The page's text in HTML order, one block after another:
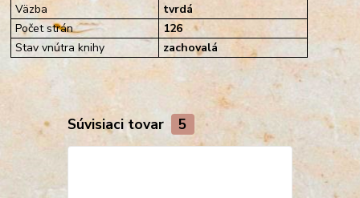
Väzba
tvrdá
Počet strán
126
Stav vnútra knihy
zachovalá
Súvisiaci tovar 5